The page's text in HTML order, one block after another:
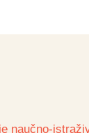
naučno-